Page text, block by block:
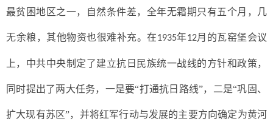
最贫困地区之一，自然条件差，全年无霜期只有五个月，几
无余粮，其他物资也很难补充。在1935年12月的瓦窑堡会议
上，中共中央制定了建立抗日民族统一战线的方针和政策，
同时提出了两大任务，一是要“打通抗日路线”，二是“巩固、
扩大现有苏区”，并将红军行动与发展的主要方向确定为黄河